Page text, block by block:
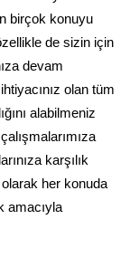
birçok konuyu
de sizin için
devam
olan tüm
alabilmeniz
karşılık
her konuda
amacıyla